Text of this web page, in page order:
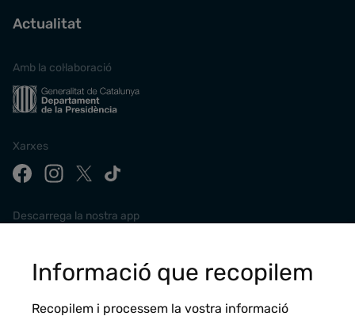
Actualitat
Amb la col·laboració
Xarxes
Descarrega la nostra app
Informació que recopilem
Recopilem i processem la vostra informació